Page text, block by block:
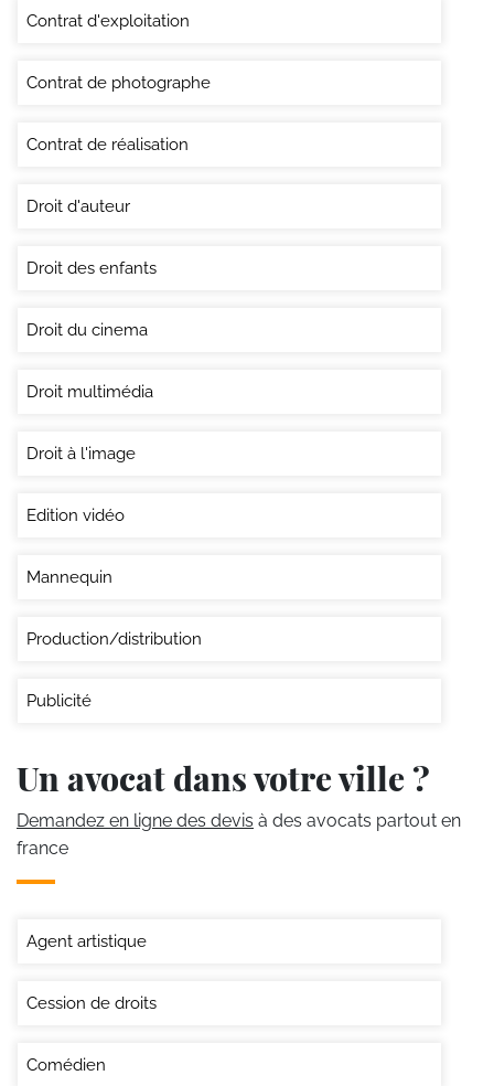
Contrat d'exploitation
Contrat de photographe
Contrat de réalisation
Droit d'auteur
Droit des enfants
Droit du cinema
Droit multimédia
Droit à l'image
Edition vidéo
Mannequin
Production/distribution
Publicité
Un avocat dans votre ville ?
Demandez en ligne des devis à des avocats partout en
france
Agent artistique
Cession de droits
Comédien